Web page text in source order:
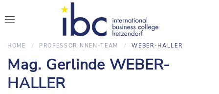
HOME PROFESSORINNEN-TEAM WEBER-HALLER
Mag. Gerlinde WEBER-
HALLER